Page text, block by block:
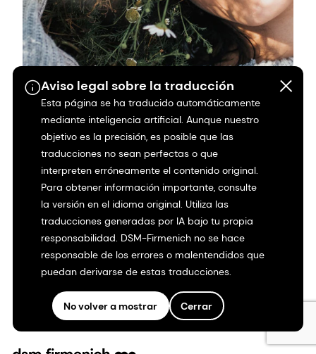
Download SDS
Download a Safety Data Sheet (SDS) for this
product.
Download SDS
Aviso legal sobre la traducción
Esta página se ha traducido automáticamente
mediante inteligencia artificial. Aunque nuestro
objetivo es la precisión, es posible que las
traducciones no sean perfectas o que
interpreten erróneamente el contenido original.
Para obtener información importante, consulte
la versión en el idioma original. Utiliza las
traducciones generadas por IA bajo tu propia
responsabilidad. DSM-Firmenich no se hace
responsable de los errores o malentendidos que
puedan derivarse de estas traducciones.
No volver a mostrar Cerrar